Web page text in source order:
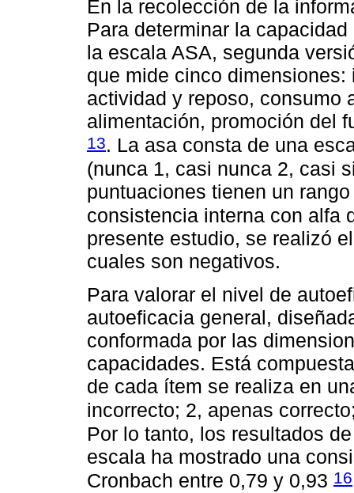
En la recolección de la
Para determinar la
la escala ASA, segunda
que mide cinco
actividad y reposo, consumo
alimentación, promoción del
13. La asa consta de una
(nunca 1, casi nunca 2, casi
puntuaciones tienen un
consistencia interna con alfa
presente estudio, se realizó
cuales son negativos.
Para valorar el nivel de
autoeficacia general,
conformada por las
capacidades. Está
de cada ítem se realiza en
incorrecto; 2, apenas
Por lo tanto, los resultados
escala ha mostrado una
Cronbach entre 0,79 y 0,93 16